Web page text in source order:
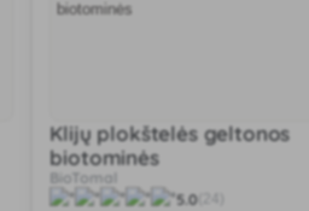
Klijų plokštelės geltonos
biotominės
BioTomal
5.0(24)